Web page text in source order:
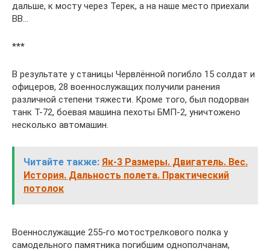
дальше, к мосту через Терек, а на наше место приехали
ВВ…
***
В результате у станицы Червлённой погибло 15 солдат и
офицеров, 28 военнослужащих получили ранения
различной степени тяжести. Кроме того, был подорван
танк Т-72, боевая машина пехоты БМП-2, уничтожено
несколько автомашин.
Читайте также: Як-3 Размеры. Двигатель. Вес.
История. Дальность полета. Практический
потолок
Военнослужащие 255-го мотострелкового полка у
самодельного памятника погибшим однополчанам,